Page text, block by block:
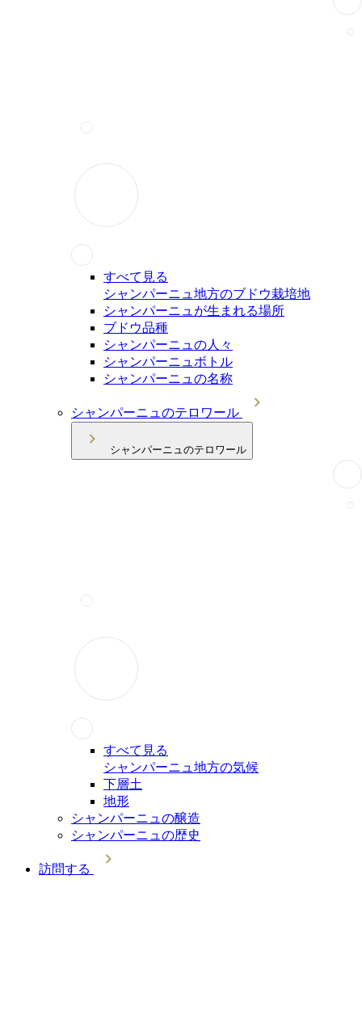
すべて見る
シャンパーニュ地方のブドウ栽培地
シャンパーニュが生まれる場所
ブドウ品種
シャンパーニュの人々
シャンパーニュボトル
シャンパーニュの名称
シャンパーニュのテロワール
シャンパーニュのテロワール
すべて見る
シャンパーニュ地方の気候
下層土
地形
シャンパーニュの醸造
シャンパーニュの歴史
訪問する